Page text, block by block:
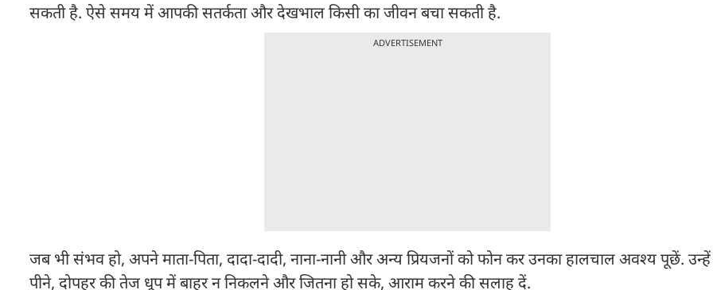
सकती है. ऐसे समय में आपकी सतर्कता और देखभाल किसी का जीवन बचा सकती है.
ADVERTISEMENT
जब भी संभव हो, अपने माता-पिता, दादा-दादी, नाना-नानी और अन्य प्रियजनों को फोन कर उनका हालचाल अवश्य पूछें. उन्हें
पीने, दोपहर की तेज धूप में बाहर न निकलने और जितना हो सके, आराम करने की सलाह दें.